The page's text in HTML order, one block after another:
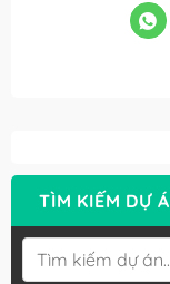
TÌM KIẾM DỰ